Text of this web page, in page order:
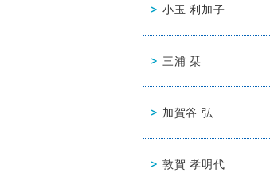
小玉 利加子
三浦 栞
加賀谷 弘
敦賀 孝明代